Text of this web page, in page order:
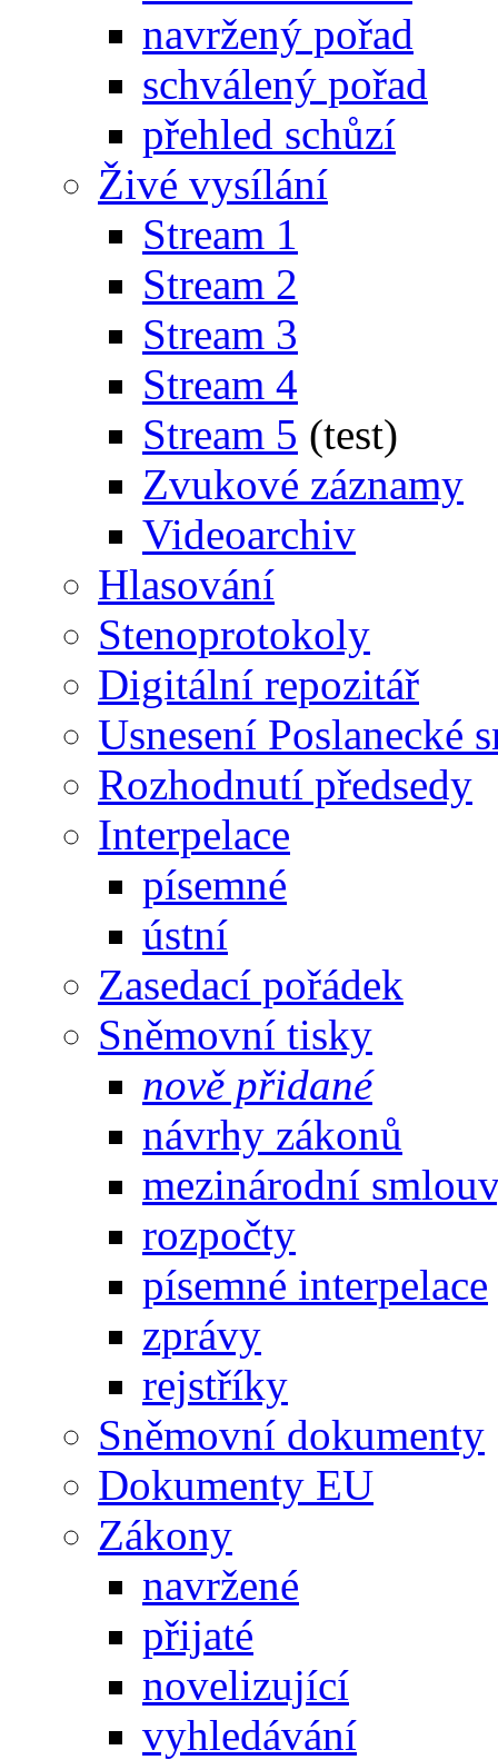
navržený pořad
schválený pořad
přehled schůzí
Živé vysílání
Stream 1
Stream 2
Stream 3
Stream 4
Stream 5 (test)
Zvukové záznamy
Videoarchiv
Hlasování
Stenoprotokoly
Digitální repozitář
Usnesení Poslanecké
Rozhodnutí předsedy
Interpelace
písemné
ústní
Zasedací pořádek
Sněmovní tisky
nově přidané
návrhy zákonů
mezinárodní
rozpočty
písemné interpelace
zprávy
rejstříky
Sněmovní dokumenty
Dokumenty EU
Zákony
navržené
přijaté
novelizující
vyhledávání